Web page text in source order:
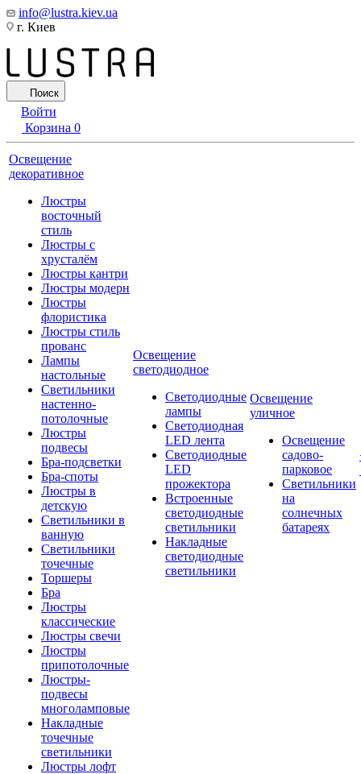
info@lustra.kiev.ua
г. Киев
Поиск
Войти
Корзина 0
Освещение
декоративное
Люстры
восточный
стиль
Люстры с
хрусталём
Люстры кантри
Люстры модерн
Люстры
флористика
Люстры стиль
прованс
Лампы
настольные
Светильники
настенно-
потолочные
Люстры
подвесы
Бра-подсветки
Бра-споты
Люстры в
детскую
Светильники в
ванную
Светильники
точечные
Торшеры
Бра
Люстры
классические
Люстры свечи
Люстры
припотолочные
Люстры-
подвесы
многоламповые
Накладные
точечные
светильники
Люстры лофт
Освещение
светодиодное
Светодиодные
лампы
Светодиодная
LED лента
Светодиодные
LED
прожектора
Встроенные
светодиодные
светильники
Накладные
светодиодные
светильники
Освещение
уличное
Освещение
садово-
парковое
Светильники
на
солнечных
батареях